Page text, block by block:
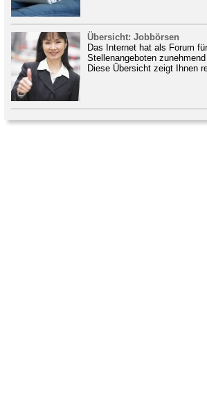
Übersicht: Jobbörsen
Das Internet hat als Forum
Stellenangeboten
Diese Übersicht zeigt Ihnen